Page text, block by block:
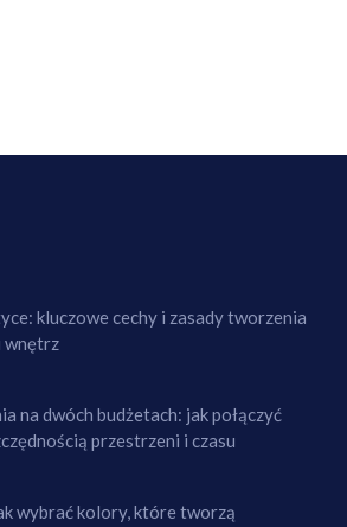
kluczowe cechy i zasady tworzenia
wnętrz
na dwóch budżetach: jak połączyć
przestrzeni i czasu
wybrać kolory, które tworzą